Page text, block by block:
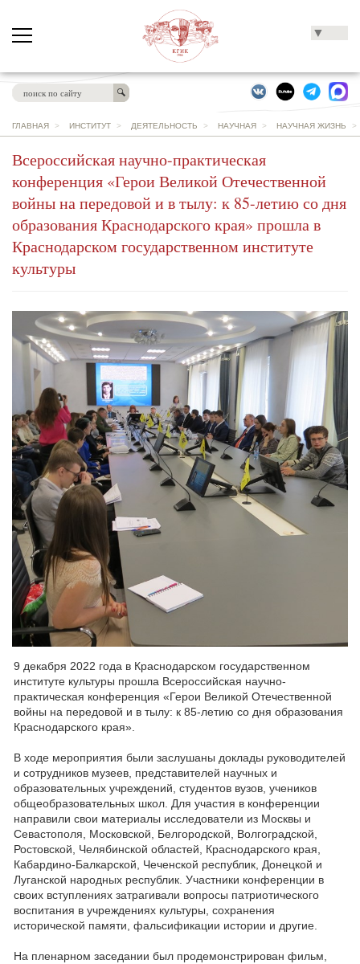
▼
ГЛАВНАЯ > ИНСТИТУТ > ДЕЯТЕЛЬНОСТЬ > НАУЧНАЯ > НАУЧНАЯ ЖИЗНЬ
Всероссийская научно-практическая
конференция «Герои Великой Отечественной
войны на передовой и в тылу: к 85-летию со дня
образования Краснодарского края» прошла в
Краснодарском государственном институте
культуры
9 декабря 2022 года в Краснодарском государственном
институте культуры прошла Всероссийская научно-
практическая конференция «Герои Великой Отечественной
войны на передовой и в тылу: к 85-летию со дня образования
Краснодарского края».
В ходе мероприятия были заслушаны доклады руководителей
и сотрудников музеев, представителей научных и
образовательных учреждений, студентов вузов, учеников
общеобразовательных школ. Для участия в конференции
направили свои материалы исследователи из Москвы и
Севастополя, Московской, Белгородской, Волгоградской,
Ростовской, Челябинской областей, Краснодарского края,
Кабардино-Балкарской, Чеченской республик, Донецкой и
Луганской народных республик. Участники конференции в
своих вступлениях затрагивали вопросы патриотического
воспитания в учреждениях культуры, сохранения
исторической памяти, фальсификации истории и другие.
На пленарном заседании был продемонстрирован фильм,